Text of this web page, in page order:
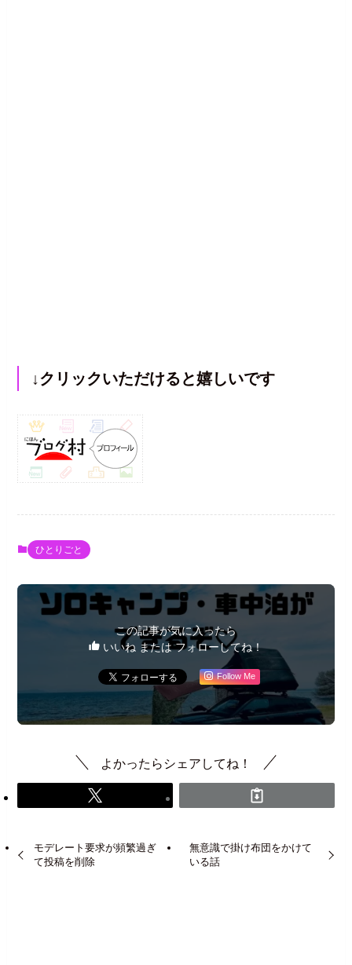
↓クリックいただけると嬉しいです
ひとりごと
この記事が気に入ったら
いいね または フォローしてね！
Follow Me
よかったらシェアしてね！
モデレート要求が頻繁過ぎ
て投稿を削除
無意識で掛け布団をかけて
いる話